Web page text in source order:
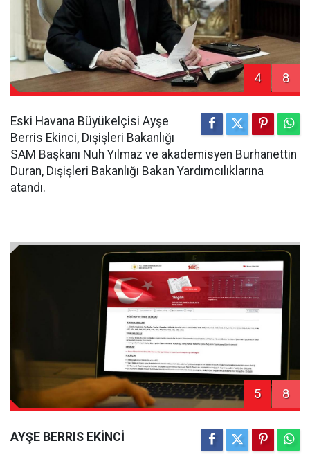
4 8
Eski Havana Büyükelçisi Ayşe
Berris Ekinci, Dışişleri Bakanlığı
SAM Başkanı Nuh Yılmaz ve akademisyen Burhanettin
Duran, Dışişleri Bakanlığı Bakan Yardımcılıklarına
atandı.
5 8
AYŞE BERRIS EKİNCİ